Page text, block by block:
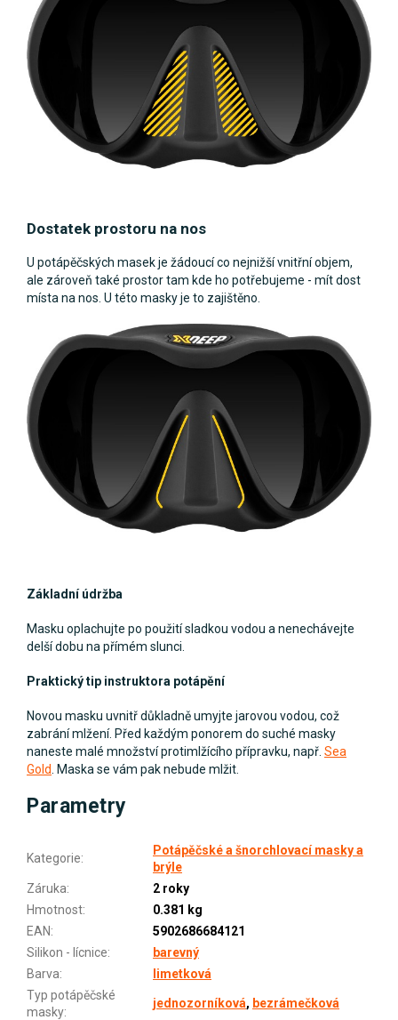
Dostatek prostoru na nos
U potápěčských masek je žádoucí co nejnižší vnitřní objem,
ale zároveň také prostor tam kde ho potřebujeme - mít dost
místa na nos. U této masky je to zajištěno.
Základní údržba
Masku oplachujte po použití sladkou vodou a nenechávejte
delší dobu na přímém slunci.
Praktický tip instruktora potápění
Novou masku uvnitř důkladně umyjte jarovou vodou, což
zabrání mlžení. Před každým ponorem do suché masky
naneste malé množství protimlžícího přípravku, např. Sea
Gold
. Maska se vám pak nebude mlžit.
Parametry
Kategorie:
Potápěčské a šnorchlovací masky a
brýle
Záruka:
2 roky
Hmotnost:
0.381 kg
EAN:
5902686684121
Silikon - lícnice:
barevný
Barva:
limetková
Typ potápěčské
masky:
jednozorníková, bezrámečková